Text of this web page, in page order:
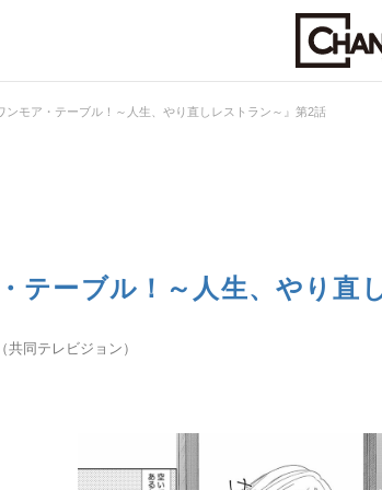
ンモア・テーブル！～人生、やり直しレストラン～』第2話
テーブル！～人生、やり直
同テレビジョン）